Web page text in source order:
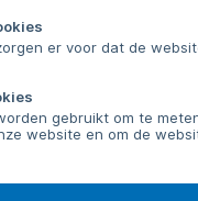
er voor dat de
gebruikt om te
website en om de